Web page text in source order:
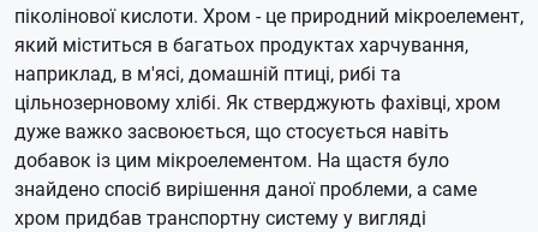
піколінової кислоти. Хром - це природний мікроелемент,
який міститься в багатьох продуктах харчування,
наприклад, в м'ясі, домашній птиці, рибі та
цільнозерновому хлібі. Як стверджують фахівці, хром
дуже важко засвоюється, що стосується навіть
добавок із цим мікроелементом. На щастя було
знайдено спосіб вирішення даної проблеми, а саме
хром придбав транспортну систему у вигляді